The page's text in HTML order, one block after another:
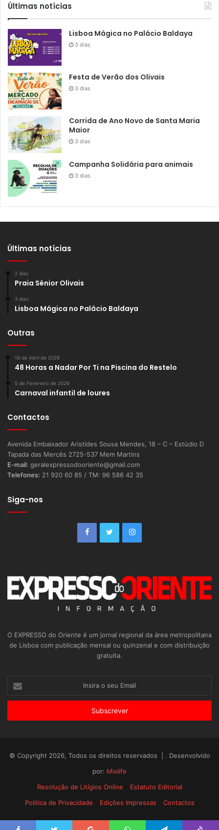
Últimas notícias
Lisboa Mágica no Palácio Baldaya
3 dias
Festa de Verão dos Olivais
3 dias
Corrida de Ano Novo de Santa Maria
Maior
3 dias
Campanha Solidária para animais
3 dias
Últimas notícias
2 dias
Praia Sénior Olivais
3 dias
Lisboa Mágica no Palácio Baldaya
Outras
16 de Abril de 2026
48 Horas a Nadar Por Ti na Piscina do Restelo
5 de Fevereiro de 2026
Carnaval infantil de loures
Contactos
Avenida Embaixador Aristides Sousa Mendes, 18 – C – Estúdio D
Tapada das Mercês 2725-537 Mem Martins
E-mail: geralexpressodooriente@gmail.com
Telefones: 21 920 60 85 / TM: 96 586 42 35
Siga-nos
O EXPRESSO do Oriente é um jornal regional da área metropolitana
de Lisboa com publicação mensal ou quinzenal e com distribuição
gratuita.
seu
© Copyright 2026, Todos os direitos reservados | . Desenvolvido
por: Mixlife
Resolução de Litígios Online
Estatuto Editorial
Politica de Privacidade
Edições Impressas Contactos